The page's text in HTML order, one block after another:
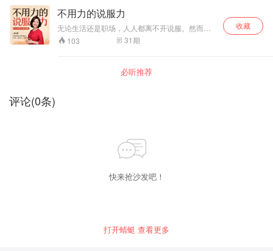
和自我完善的救赎心理学。
实现人生逆袭。迷茫、不知、无措、痛苦……各
种情绪翻涌而来，不断压迫我们的生活，腐蚀我
们的心灵。生活低迷、工作怠慢、感情不顺……
各种各样的心理问题也随之而来。 不要着急，心
理导师分享几个个妙招立马摆脱负面情绪。当然
中，汇总了现下人们的各种心理焦虑，还原生活
不用力的说服力
无论生活还是职场，人人都离不开说服。然而很
多人想拥有说服力，却搞错了说服的本质。说服
不是改变和控制，而是对方自己的选择，有效说
课程给大家的，不是搞定外在的口才技法，而是
从自身开始的认知心法，不是教你通过说服改变
103 31期
收藏
必听推荐
评论(0条)
快来抢沙发吧！
打开蜻蜓 查看更多